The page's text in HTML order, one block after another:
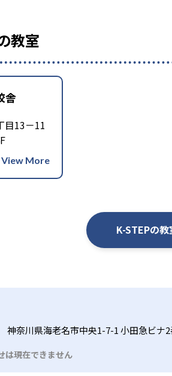
教室
舎
目13－11
K-STEPの
神奈川県海老名市中央1-7-1 小田急ビナ
は現在できません